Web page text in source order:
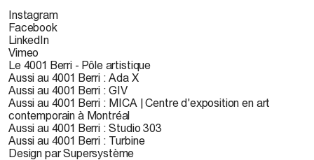
Instagram
Facebook
LinkedIn
Vimeo
Le 4001 Berri - Pôle artistique
Aussi au 4001 Berri : Ada X
Aussi au 4001 Berri : GIV
Aussi au 4001 Berri : MICA | Centre d'exposition en art
contemporain à Montréal
Aussi au 4001 Berri : Studio 303
Aussi au 4001 Berri : Turbine
Design par Supersystème